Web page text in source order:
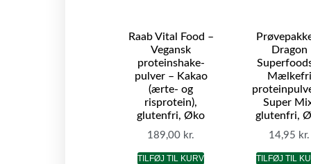
Raab Vital Food –
Vegansk
proteinshake-
pulver – Kakao
(ærte- og
risprotein),
glutenfri, Øko
189,00 kr.
TILFØJ TIL KURV
Dragon
Mælkefri
Super
glutenfri,
14,95 kr.
TILFØJ TIL